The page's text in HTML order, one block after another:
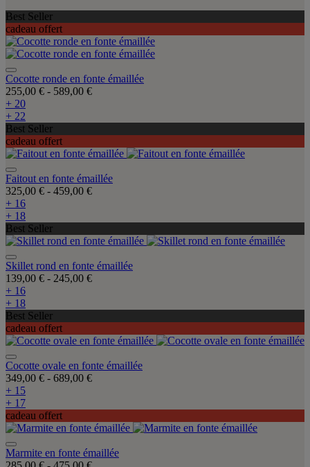
Best Seller
cadeau offert
Cocotte ronde en fonte émaillée
255,00 € - 589,00 €
+ 20
+ 22
Best Seller
cadeau offert
Faitout en fonte émaillée
325,00 € - 459,00 €
+ 16
+ 18
Best Seller
Skillet rond en fonte émaillée
139,00 € - 245,00 €
+ 16
+ 18
Best Seller
cadeau offert
Cocotte ovale en fonte émaillée
349,00 € - 689,00 €
+ 15
+ 17
cadeau offert
Marmite en fonte émaillée